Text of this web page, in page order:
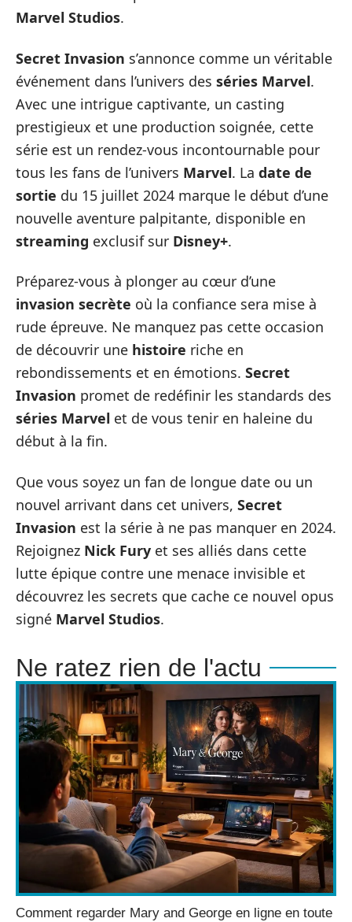
Marvel Studios.
Secret Invasion s’annonce comme un véritable
événement dans l’univers des séries Marvel.
Avec une intrigue captivante, un casting
prestigieux et une production soignée, cette
série est un rendez-vous incontournable pour
tous les fans de l’univers Marvel. La date de
sortie du 15 juillet 2024 marque le début d’une
nouvelle aventure palpitante, disponible en
streaming exclusif sur Disney+.
Préparez-vous à plonger au cœur d’une
invasion secrète où la confiance sera mise à
rude épreuve. Ne manquez pas cette occasion
de découvrir une histoire riche en
rebondissements et en émotions. Secret
Invasion promet de redéfinir les standards des
séries Marvel et de vous tenir en haleine du
début à la fin.
Que vous soyez un fan de longue date ou un
nouvel arrivant dans cet univers, Secret
Invasion est la série à ne pas manquer en 2024.
Rejoignez Nick Fury et ses alliés dans cette
lutte épique contre une menace invisible et
découvrez les secrets que cache ce nouvel opus
signé Marvel Studios.
Ne ratez rien de l'actu
Comment regarder Mary and George en ligne en toute